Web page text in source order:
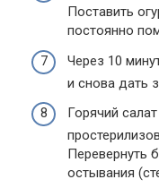
Поставить
постоянно
Через 10
и снова дать
Горячий
Перевернуть
остывания